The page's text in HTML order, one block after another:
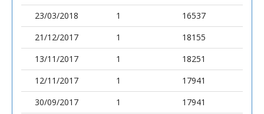
23/03/2018
1
16537
21/12/2017
1
18155
13/11/2017
1
18251
12/11/2017
1
17941
30/09/2017
1
17941